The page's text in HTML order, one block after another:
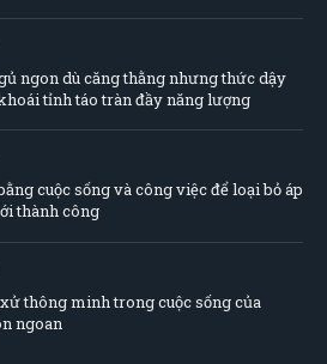
ngon dù căng thằng nhưng thức dậy
tỉnh táo tràn đầy năng lượng
cuộc sống và công việc để loại bỏ áp
thành công
thông minh trong cuộc sống của
ngoan